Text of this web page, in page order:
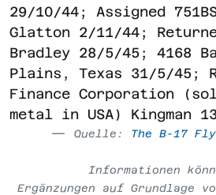
29/10/44; Assigned
Glatton 2/11/44;
Bradley 28/5/45; 4168
Plains, Texas 31/5/45;
Finance Corporation
metal in USA) Kingman
Quelle: The B-17
Informationen
Ergänzungen auf Grundlage